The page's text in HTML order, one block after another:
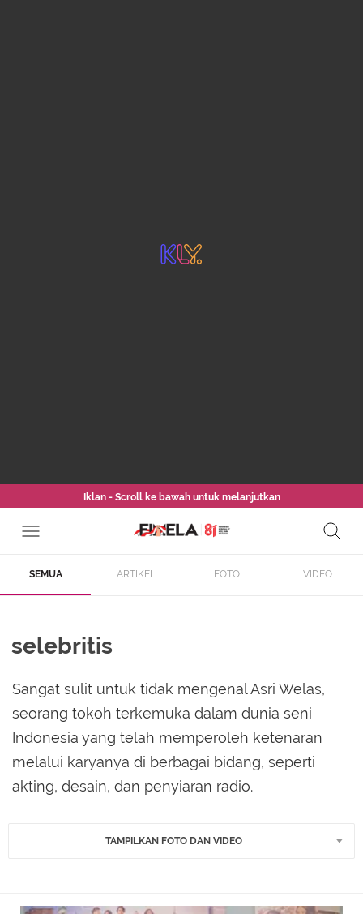
Iklan - Scroll ke bawah untuk melanjutkan
SEMUA ARTIKEL FOTO VIDEO
selebritis
Sangat sulit untuk tidak mengenal Asri Welas,
seorang tokoh terkemuka dalam dunia seni
Indonesia yang telah memperoleh ketenaran
melalui karyanya di berbagai bidang, seperti
akting, desain, dan penyiaran radio.
TAMPILKAN FOTO DAN VIDEO